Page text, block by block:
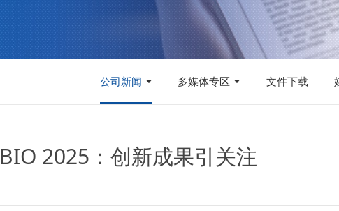
公司新闻 多媒体专区 文件下载
2025：创新成果引关注